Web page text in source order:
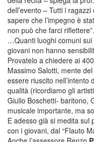
dell’evento – Tutti i
sapere che l’impegno è
non può che farci riflettere”.
…Quanti luoghi comuni
giovani non hanno
Provatelo a chiedere ai
Massimo Salotti, mente
essere riuscito nell’intento
qualità (ricordiamo gli
Giulio Boschetti- baritono,
musicale importante, ma
E adesso già si medita sul
con i giovani, dal “Flauto